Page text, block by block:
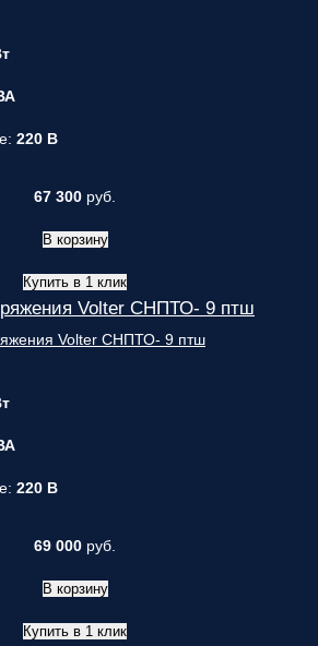
220 В
67 300 руб.
В корзину
Купить в 1 клик
Volter СНПТО- 9 птш
220 В
69 000 руб.
В корзину
Купить в 1 клик